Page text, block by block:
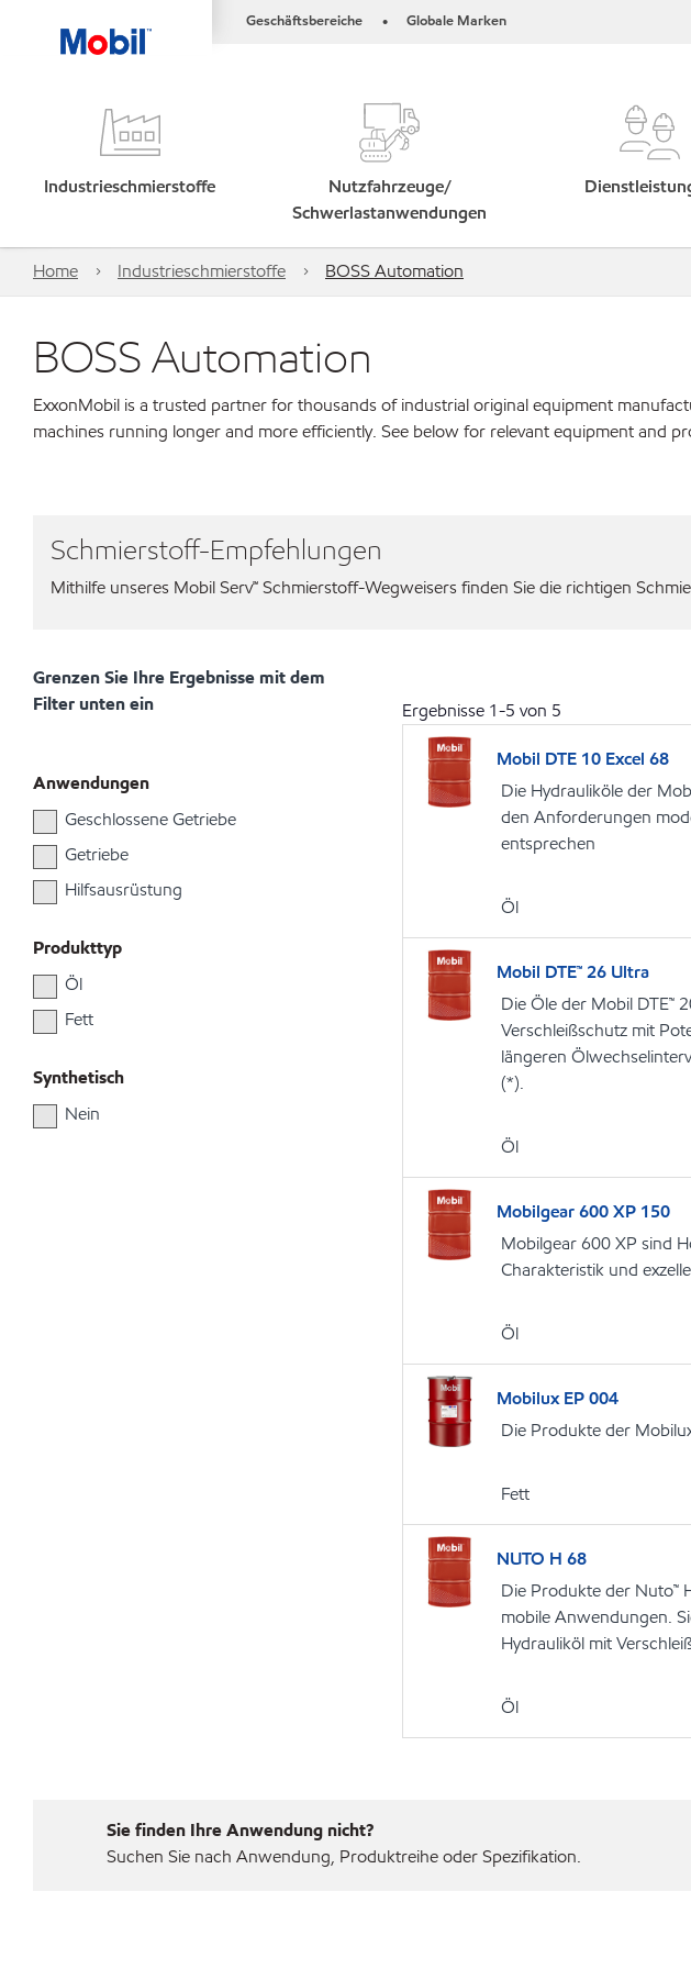
Geschäftsbereiche • Globale Marken
Industrieschmierstoffe
Nutzfahrzeuge/
Schwerlastanwendungen
Home Industrieschmierstoffe BOSS Automation
BOSS Automation
ExxonMobil is a trusted partner for thousands of industrial original equipment
machines running longer and more efficiently. See below for relevant equipment and
Schmierstoff-Empfehlungen
Mithilfe unseres Mobil Serv℠ Schmierstoff-Wegweisers finden Sie die richtigen
Grenzen Sie Ihre Ergebnisse mit dem
Filter unten ein
Anwendungen
Geschlossene Getriebe
Getriebe
Hilfsausrüstung
Produkttyp
Öl
Fett
Synthetisch
Nein
Ergebnisse 1-5 von 5
Mobil DTE 10 Excel 68
Die Hydrauliköle der
den Anforderungen
entsprechen
Öl
Mobil DTE™ 26 Ultra
Die Öle der Mobil DTE™
Verschleißschutz mit
längeren
(*).
Öl
Mobilgear 600 XP 150
Mobilgear 600 XP sind
Charakteristik und
Öl
Mobilux EP 004
Die Produkte der
Fett
NUTO H 68
Die Produkte der Nuto™
mobile Anwendungen.
Hydrauliköl mit
Öl
Sie finden Ihre Anwendung nicht?
Suchen Sie nach Anwendung, Produktreihe oder Spezifikation.